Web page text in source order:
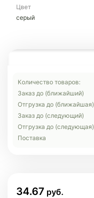
Цвет
серый
Количество товаров:
Заказ до (ближайший)
Отгрузка до (ближайшая)
Заказ до (следующий)
Отгрузка до (следующая)
Поставка
34.67